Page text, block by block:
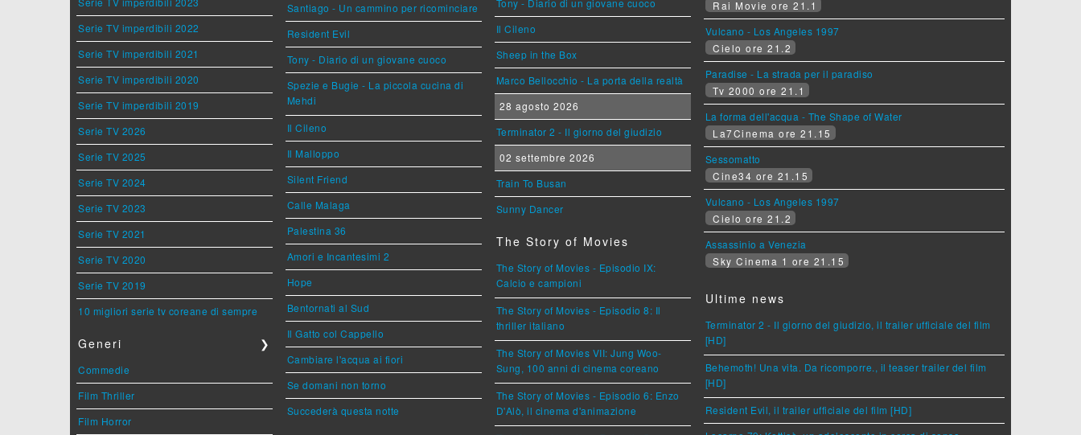
Serie TV imperdibili 2022
Serie TV imperdibili 2021
Serie TV imperdibili 2020
Serie TV imperdibili 2019
Serie TV 2026
Serie TV 2025
Serie TV 2024
Serie TV 2023
Serie TV 2021
Serie TV 2020
Serie TV 2019
10 migliori serie tv coreane di sempre
Generi ❯
Commedie
Film Thriller
Film Horror
Santiago - Un cammino per ricominciare
Resident Evil
Tony - Diario di un giovane cuoco
Spezie e Bugie - La piccola cucina di
Mehdi
Il Cileno
Il Malloppo
Silent Friend
Calle Malaga
Palestina 36
Amori e Incantesimi 2
Hope
Bentornati al Sud
Il Gatto col Cappello
Cambiare l'acqua ai fiori
Se domani non torno
Succederà questa notte
Tony - Diario di un giovane cuoco
Il Cileno
Sheep in the Box
Marco Bellocchio - La porta della realtà
28 agosto 2026
Terminator 2 - Il giorno del giudizio
02 settembre 2026
Train To Busan
Sunny Dancer
The Story of Movies
The Story of Movies - Episodio IX:
Calcio e campioni
The Story of Movies - Episodio 8: Il
thriller italiano
The Story of Movies VII: Jung Woo-
Sung, 100 anni di cinema coreano
The Story of Movies - Episodio 6: Enzo
D'Alò, il cinema d'animazione
Rai Movie ore 21.1
Vulcano - Los Angeles 1997
Cielo ore 21.2
Paradise - La strada per il paradiso
Tv 2000 ore 21.1
La forma dell'acqua - The Shape of Water
La7Cinema ore 21.15
Sessomatto
Cine34 ore 21.15
Vulcano - Los Angeles 1997
Cielo ore 21.2
Assassinio a Venezia
Sky Cinema 1 ore 21.15
Ultime news
Terminator 2 - Il giorno del giudizio, il trailer ufficiale del film
[HD]
Behemoth! Una vita. Da ricomporre., il teaser trailer del film
[HD]
Resident Evil, il trailer ufficiale del film [HD]